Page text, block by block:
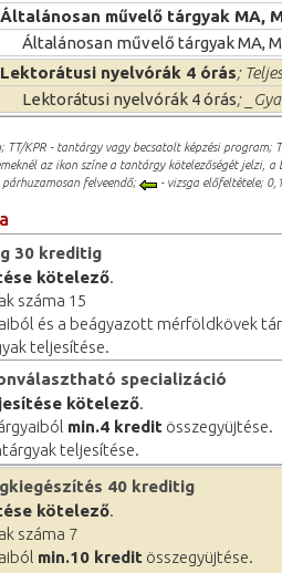
Általánosan művelő tárgyak MA,
Általánosan művelő tárgyak MA,
Lektorátusi nyelvórák 4 órás;
Lektorátusi nyelvórák 4 órás;
TT/KPR - tantárgy vagy becsatolt képzési program;
az ikon színe a tantárgy kötelezőségét jelzi,
párhuzamosan felveendő; - vizsga előfeltétele;
30 kreditig
kötelező.
száma 15
és a beágyazott mérföldkövek
teljesítése.
specializáció
kötelező.
min.4 kredit összegyüjtése.
teljesítése.
40 kreditig
kötelező.
száma 7
min.10 kredit összegyüjtése.